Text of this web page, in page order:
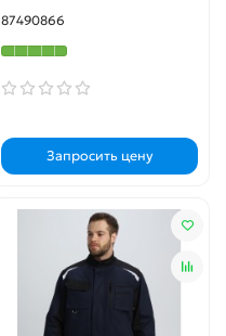
87490866
Запросить цену